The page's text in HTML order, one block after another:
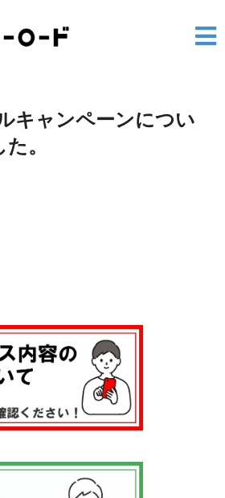
キャンペーンについ
。